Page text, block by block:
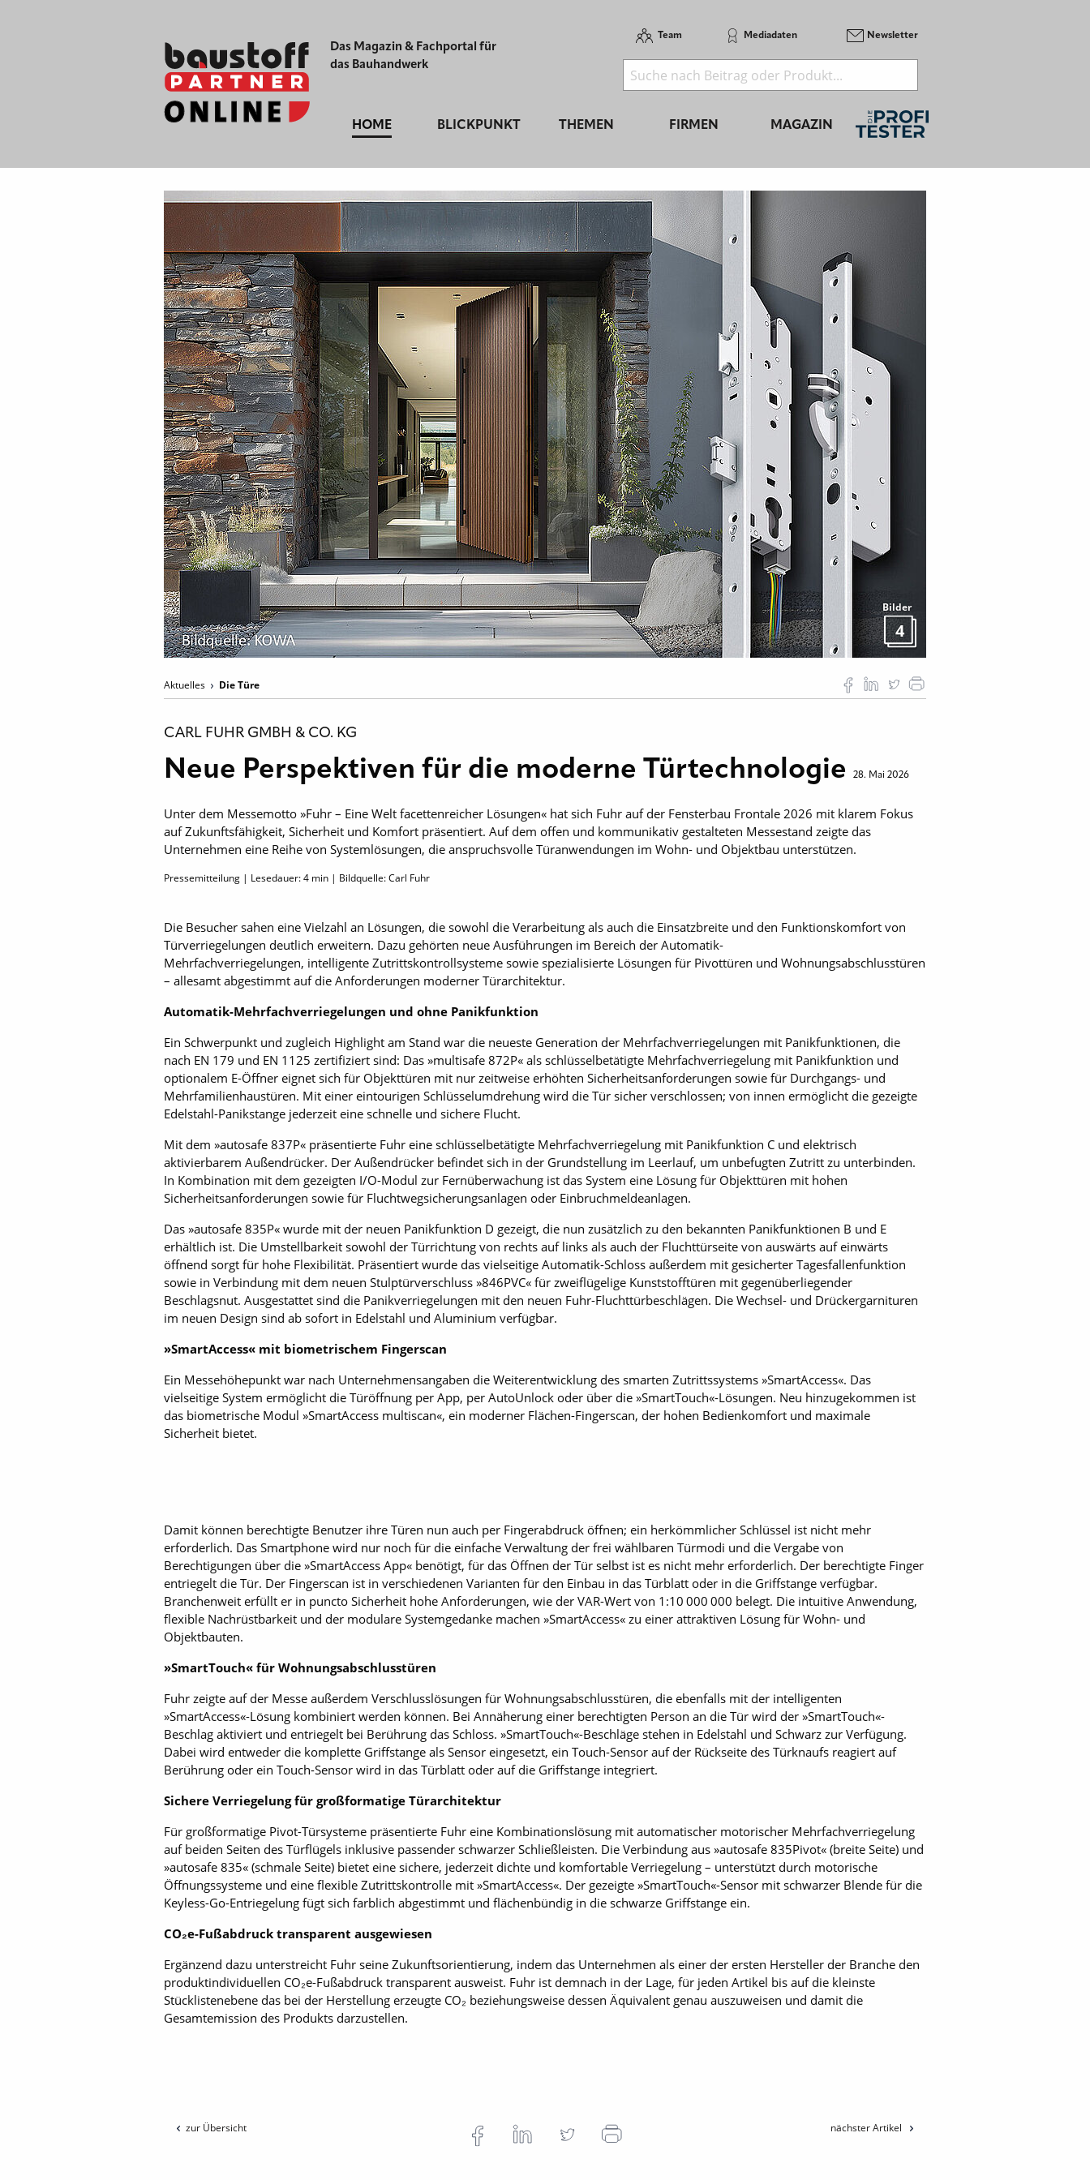
Das Magazin & Fachportal für
das Bauhandwerk
Team Mediadaten Newsletter
HOME BLICKPUNKT THEMEN FIRMEN MAGAZIN
Bilder
4
Aktuelles Die Türe
CARL FUHR GMBH & CO. KG
Neue Perspektiven für die moderne Türtechnologie 28. Mai 2026
Unter dem Messemotto »Fuhr – Eine Welt facettenreicher Lösungen« hat sich Fuhr auf der Fensterbau Frontale 2026 mit klarem Fokus
auf Zukunftsfähigkeit, Sicherheit und Komfort präsentiert. Auf dem offen und kommunikativ gestalteten Messestand zeigte das
Unternehmen eine Reihe von Systemlösungen, die anspruchsvolle Türanwendungen im Wohn- und Objektbau unterstützen.
Pressemitteilung | Lesedauer:4 min | Bildquelle: Carl Fuhr
Die Besucher sahen eine Vielzahl an Lösungen, die sowohl die Verarbeitung als auch die Einsatzbreite und den Funktionskomfort von
Türverriegelungen deutlich erweitern. Dazu gehörten neue Ausführungen im Bereich der Automatik-
Mehrfachverriegelungen, intelligente Zutrittskontrollsysteme sowie spezialisierte Lösungen für Pivottüren und Wohnungsabschlusstüren
– allesamt abgestimmt auf die Anforderungen moderner Türarchitektur.
Automatik-Mehrfachverriegelungen und ohne Panikfunktion
Ein Schwerpunkt und zugleich Highlight am Stand war die neueste Generation der Mehrfachverriegelungen mit Panikfunktionen, die
nach EN 179 und EN 1125 zertifiziert sind: Das »multisafe 872P« als schlüsselbetätigte Mehrfachverriegelung mit Panikfunktion und
optionalem E-Öffner eignet sich für Objekttüren mit nur zeitweise erhöhten Sicherheitsanforderungen sowie für Durchgangs- und
Mehrfamilienhaustüren. Mit einer eintourigen Schlüsselumdrehung wird die Tür sicher verschlossen; von innen ermöglicht die gezeigte
Edelstahl-Panikstange jederzeit eine schnelle und sichere Flucht.
Mit dem »autosafe 837P« präsentierte Fuhr eine schlüsselbetätigte Mehrfachverriegelung mit Panikfunktion C und elektrisch
aktivierbarem Außendrücker. Der Außendrücker befindet sich in der Grundstellung im Leerlauf, um unbefugten Zutritt zu unterbinden.
In Kombination mit dem gezeigten I/O-Modul zur Fernüberwachung ist das System eine Lösung für Objekttüren mit hohen
Sicherheitsanforderungen sowie für Fluchtwegsicherungsanlagen oder Einbruchmeldeanlagen.
Das »autosafe 835P« wurde mit der neuen Panikfunktion D gezeigt, die nun zusätzlich zu den bekannten Panikfunktionen B und E
erhältlich ist. Die Umstellbarkeit sowohl der Türrichtung von rechts auf links als auch der Fluchttürseite von auswärts auf einwärts
öffnend sorgt für hohe Flexibilität. Präsentiert wurde das vielseitige Automatik-Schloss außerdem mit gesicherter Tagesfallenfunktion
sowie in Verbindung mit dem neuen Stulptürverschluss »846PVC« für zweiflügelige Kunststofftüren mit gegenüberliegender
Beschlagsnut. Ausgestattet sind die Panikverriegelungen mit den neuen Fuhr-Fluchttürbeschlägen. Die Wechsel- und Drückergarnituren
im neuen Design sind ab sofort in Edelstahl und Aluminium verfügbar.
»SmartAccess« mit biometrischem Fingerscan
Ein Messehöhepunkt war nach Unternehmensangaben die Weiterentwicklung des smarten Zutrittssystems »SmartAccess«. Das
vielseitige System ermöglicht die Türöffnung per App, per AutoUnlock oder über die »SmartTouch«-Lösungen. Neu hinzugekommen ist
das biometrische Modul »SmartAccess multiscan«, ein moderner Flächen-Fingerscan, der hohen Bedienkomfort und maximale
Sicherheit bietet.
Damit können berechtigte Benutzer ihre Türen nun auch per Fingerabdruck öffnen; ein herkömmlicher Schlüssel ist nicht mehr
erforderlich. Das Smartphone wird nur noch für die einfache Verwaltung der frei wählbaren Türmodi und die Vergabe von
Berechtigungen über die »SmartAccess App« benötigt, für das Öffnen der Tür selbst ist es nicht mehr erforderlich. Der berechtigte Finger
entriegelt die Tür. Der Fingerscan ist in verschiedenen Varianten für den Einbau in das Türblatt oder in die Griffstange verfügbar.
Branchenweit erfüllt er in puncto Sicherheit hohe Anforderungen, wie der VAR-Wert von 1:10 000 000 belegt. Die intuitive Anwendung,
flexible Nachrüstbarkeit und der modulare Systemgedanke machen »SmartAccess« zu einer attraktiven Lösung für Wohn- und
Objektbauten.
»SmartTouch« für Wohnungsabschlusstüren
Fuhr zeigte auf der Messe außerdem Verschlusslösungen für Wohnungsabschlusstüren, die ebenfalls mit der intelligenten
»SmartAccess«-Lösung kombiniert werden können. Bei Annäherung einer berechtigten Person an die Tür wird der »SmartTouch«-
Beschlag aktiviert und entriegelt bei Berührung das Schloss. »SmartTouch«-Beschläge stehen in Edelstahl und Schwarz zur Verfügung.
Dabei wird entweder die komplette Griffstange als Sensor eingesetzt, ein Touch-Sensor auf der Rückseite des Türknaufs reagiert auf
Berührung oder ein Touch-Sensor wird in das Türblatt oder auf die Griffstange integriert.
Sichere Verriegelung für großformatige Türarchitektur
Für großformatige Pivot-Türsysteme präsentierte Fuhr eine Kombinationslösung mit automatischer motorischer Mehrfachverriegelung
auf beiden Seiten des Türflügels inklusive passender schwarzer Schließleisten. Die Verbindung aus »autosafe 835Pivot« (breite Seite) und
»autosafe 835« (schmale Seite) bietet eine sichere, jederzeit dichte und komfortable Verriegelung – unterstützt durch motorische
Öffnungssysteme und eine flexible Zutrittskontrolle mit »SmartAccess«. Der gezeigte »SmartTouch«-Sensor mit schwarzer Blende für die
Keyless-Go-Entriegelung fügt sich farblich abgestimmt und flächenbündig in die schwarze Griffstange ein.
CO₂e-Fußabdruck transparent ausgewiesen
Ergänzend dazu unterstreicht Fuhr seine Zukunftsorientierung, indem das Unternehmen als einer der ersten Hersteller der Branche den
produktindividuellen CO₂e-Fußabdruck transparent ausweist. Fuhr ist demnach in der Lage, für jeden Artikel bis auf die kleinste
Stücklistenebene das bei der Herstellung erzeugte CO₂ beziehungsweise dessen Äquivalent genau auszuweisen und damit die
Gesamtemission des Produkts darzustellen.
zur Übersicht nächster Artikel